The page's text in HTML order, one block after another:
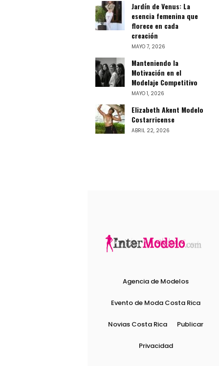
Jardín de Venus: La
esencia femenina que
florece en cada
creación
MAYO 7, 2026
Manteniendo la
Motivación en el
Modelaje Competitivo
MAYO 1, 2026
Elizabeth Akent Modelo
Costarricense
ABRIL 22, 2026
Agencia de Modelos
Evento de Moda Costa Rica
Novias Costa Rica Publicar
Privacidad